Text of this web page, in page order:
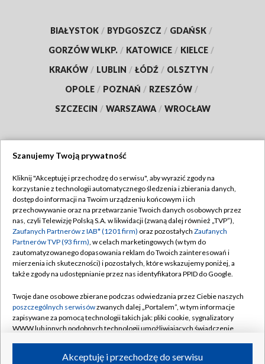
BIAŁYSTOK / BYDGOSZCZ / GDAŃSK /
GORZÓW WLKP. / KATOWICE / KIELCE /
KRAKÓW / LUBLIN / ŁÓDŹ / OLSZTYN /
OPOLE / POZNAŃ / RZESZÓW /
SZCZECIN / WARSZAWA / WROCŁAW
TVP
Abonament TVP
Emisja w TVP
Centrum informacji TVP
Naziemna Telewizja Cyfrowa
Rada Programowa
System NOS
Informacje o nadawcy
Regulamin TVP
Polityka prywatności
Moje zgody
Pomoc
Kontakt
Kanały
Szanujemy Twoją prywatność
Kliknij "Akceptuję i przechodzę do serwisu", aby wyrazić zgody na
korzystanie z technologii automatycznego śledzenia i zbierania danych,
dostęp do informacji na Twoim urządzeniu końcowym i ich
przechowywanie oraz na przetwarzanie Twoich danych osobowych przez
nas, czyli Telewizję Polską S.A. w likwidacji (zwaną dalej również „TVP”),
Zaufanych Partnerów z IAB* (1201 firm) oraz pozostałych Zaufanych
Partnerów TVP (93 firm), w celach marketingowych (w tym do
zautomatyzowanego dopasowania reklam do Twoich zainteresowań i
mierzenia ich skuteczności) i pozostałych, które wskazujemy poniżej, a
także zgody na udostępnianie przez nas identyfikatora PPID do Google.
Twoje dane osobowe zbierane podczas odwiedzania przez Ciebie naszych
poszczególnych serwisówzwanych dalej „Portalem”, w tym informacje
zapisywane za pomocą technologii takich jak: pliki cookie, sygnalizatory
WWW lub innych podobnych technologii umożliwiających świadczenie
ruchu w Internecie.Akceptuję i przechodzę do serwisu